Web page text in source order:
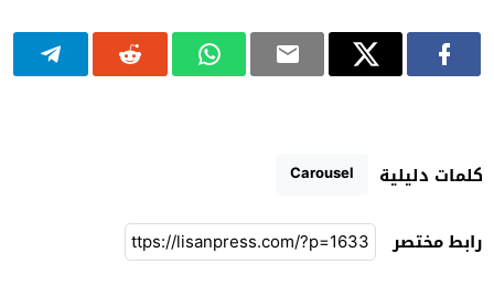
كلمات دليلية Carousel
رابط مختصر